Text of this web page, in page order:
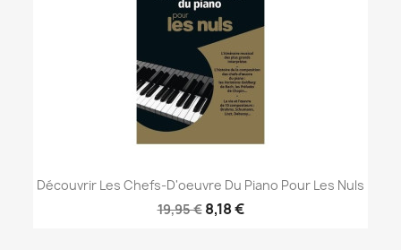
Découvrir Les Chefs-D'oeuvre Du Piano Pour Les Nuls
19,95 € 8,18 €